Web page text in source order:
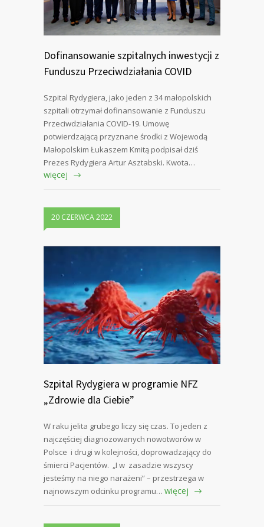
Dofinansowanie szpitalnych inwestycji z
Funduszu Przeciwdziałania COVID
Szpital Rydygiera, jako jeden z 34 małopolskich
szpitali otrzymał dofinansowanie z Funduszu
Przeciwdziałania COVID-19. Umowę
potwierdzającą przyznane środki z Wojewodą
Małopolskim Łukaszem Kmitą podpisał dziś
Prezes Rydygiera Artur Asztabski. Kwota…
więcej
20 CZERWCA 2022
Szpital Rydygiera w programie NFZ
„Zdrowie dla Ciebie”
W raku jelita grubego liczy się czas. To jeden z
najczęściej diagnozowanych nowotworów w
Polsce i drugi w kolejności, doprowadzający do
śmierci Pacjentów. „I w zasadzie wszyscy
jesteśmy na niego narażeni” – przestrzega w
najnowszym odcinku programu… więcej